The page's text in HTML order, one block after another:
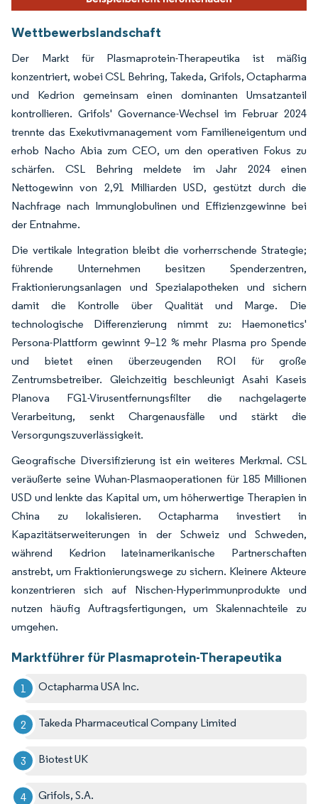
Wettbewerbslandschaft
Der Markt für Plasmaprotein-Therapeutika ist mäßig
konzentriert, wobei CSL Behring, Takeda, Grifols, Octapharma
und Kedrion gemeinsam einen dominanten Umsatzanteil
kontrollieren. Grifols' Governance-Wechsel im Februar 2024
trennte das Exekutivmanagement vom Familieneigentum und
erhob Nacho Abia zum CEO, um den operativen Fokus zu
schärfen. CSL Behring meldete im Jahr 2024 einen
Nettogewinn von 2,91 Milliarden USD, gestützt durch die
Nachfrage nach Immunglobulinen und Effizienzgewinne bei
der Entnahme.
Die vertikale Integration bleibt die vorherrschende Strategie;
führende Unternehmen besitzen Spenderzentren,
Fraktionierungsanlagen und Spezialapotheken und sichern
damit die Kontrolle über Qualität und Marge. Die
technologische Differenzierung nimmt zu: Haemonetics'
Persona-Plattform gewinnt 9–12 % mehr Plasma pro Spende
und bietet einen überzeugenden ROI für große
Zentrumsbetreiber. Gleichzeitig beschleunigt Asahi Kaseis
Planova FG1-Virusentfernungsfilter die nachgelagerte
Verarbeitung, senkt Chargenausfälle und stärkt die
Versorgungszuverlässigkeit.
Geografische Diversifizierung ist ein weiteres Merkmal. CSL
veräußerte seine Wuhan-Plasmaoperationen für 185 Millionen
USD und lenkte das Kapital um, um höherwertige Therapien in
China zu lokalisieren. Octapharma investiert in
Kapazitätserweiterungen in der Schweiz und Schweden,
während Kedrion lateinamerikanische Partnerschaften
anstrebt, um Fraktionierungswege zu sichern. Kleinere Akteure
konzentrieren sich auf Nischen-Hyperimmunprodukte und
nutzen häufig Auftragsfertigungen, um Skalennachteile zu
umgehen.
Marktführer für Plasmaprotein-Therapeutika
Octapharma USA Inc.
Takeda Pharmaceutical Company Limited
Biotest UK
Grifols, S.A.